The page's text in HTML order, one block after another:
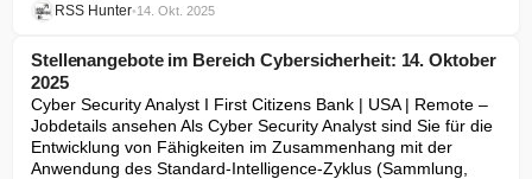
RSS Hunter•14. Okt. 2025
Stellenangebote im Bereich Cybersicherheit: 14. Oktober
2025
Cyber Security Analyst I First Citizens Bank | USA | Remote –
Jobdetails ansehen Als Cyber Security Analyst sind Sie für die
Entwicklung von Fähigkeiten im Zusammenhang mit der
Anwendung des Standard-Intelligence-Zyklus (Sammlung,